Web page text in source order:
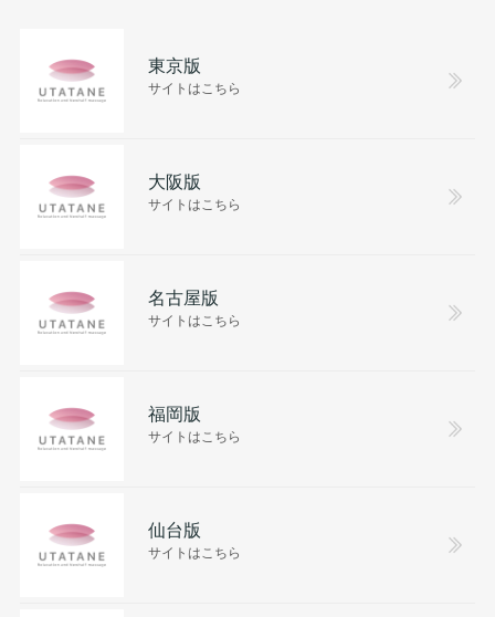
東京版
サイトはこちら
大阪版
サイトはこちら
名古屋版
サイトはこちら
福岡版
サイトはこちら
仙台版
サイトはこちら